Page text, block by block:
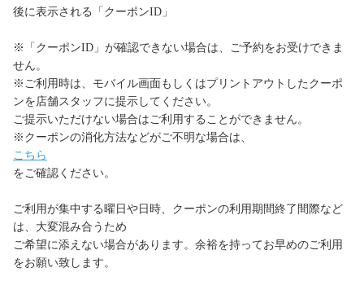
後に表示される「クーポンID」
※「クーポンID」が確認できない場合は、ご予約をお受けできま
せん。
※ご利用時は、モバイル画面もしくはプリントアウトしたクーポ
ンを店舗スタッフに提示してください。
ご提示いただけない場合はご利用することができません。
※クーポンの消化方法などがご不明な場合は、
こちら
をご確認ください。
ご利用が集中する曜日や日時、クーポンの利用期間終了間際など
は、大変混み合うため
ご希望に添えない場合があります。余裕を持ってお早めのご利用
をお願い致します。